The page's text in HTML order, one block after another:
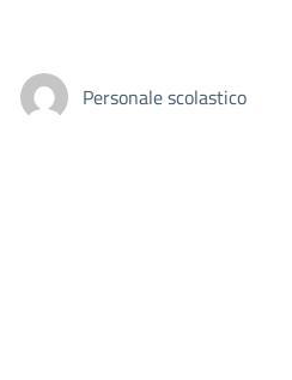
Personale scolastico